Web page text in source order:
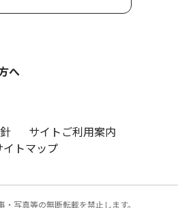
へ
サイトご利用案内
イトマップ
・写真等の無断転載を禁止します。